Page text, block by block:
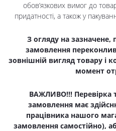
обов’язкових вимог до
придатності, а також у
З огляду на
замовлення
зовнішній вигляд товару і
момент
ВАЖЛИВО!!! Перевірка
замовлення має
працівника нашого
замовлення самостійно),